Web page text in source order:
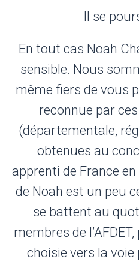
Il se
En tout cas Noah
sensible. Nous
même fiers de vous
reconnue par
(départementale,
obtenues au
apprenti de France
de Noah est un peu
se battent au
membres de
choisie vers la